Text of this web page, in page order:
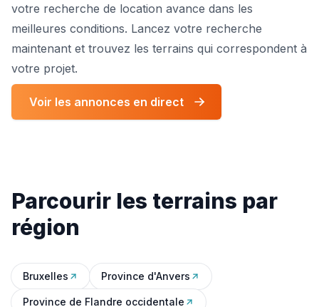
votre recherche de location avance dans les
meilleures conditions. Lancez votre recherche
maintenant et trouvez les terrains qui correspondent à
votre projet.
Voir les annonces en direct
Parcourir les terrains par
région
Bruxelles Province d'Anvers
Province de Flandre occidentale